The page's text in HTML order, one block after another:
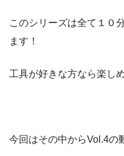
このシリーズは全て１０
ます！
工具が好きな方なら楽し
今回はその中からVol.4の